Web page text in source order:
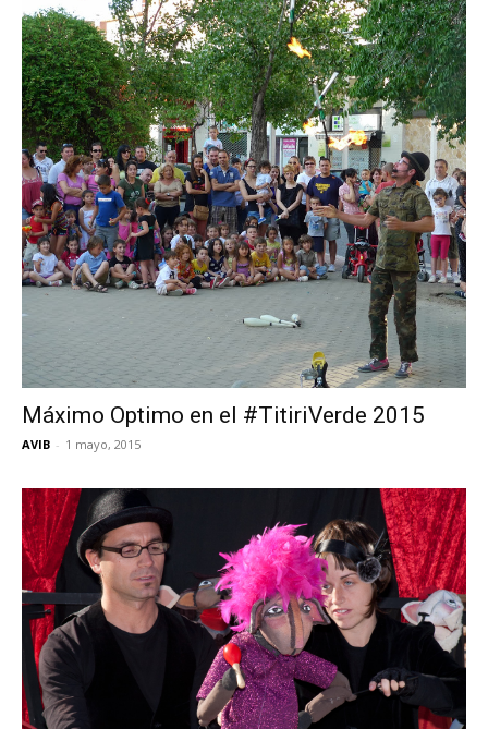
Máximo Optimo en el #TitiriVerde 2015
AVIB - 1 mayo, 2015